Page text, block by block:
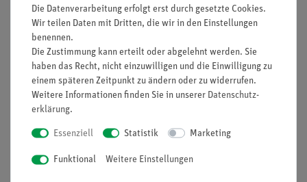
Informationen
Unternehmen
Projekte und Lösungen
Hinweisgeberschutz
Service
Übersicht Service
Beratung & Showroom
Inbetriebnahme & Schulungen
Die Datenverarbeitung erfolgt erst durch gesetzte Cookies.
Wir teilen Daten mit Dritten, die wir in den Einstellungen
benennen.
Die Zustimmung kann erteilt oder abgelehnt werden. Sie
haben das Recht, nicht einzuwilligen und die Einwilligung zu
einem späteren Zeitpunkt zu ändern oder zu widerrufen.
Weitere Informationen finden Sie in unserer Daten­schutz­
erklärung.
Essenziell Statistik Marketing
Funktional Weitere Einstellungen